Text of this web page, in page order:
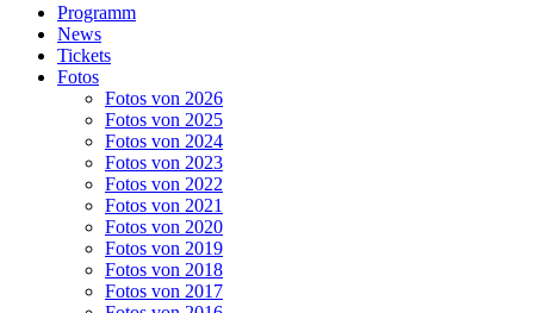
Programm
News
Tickets
Fotos
Fotos von 2026
Fotos von 2025
Fotos von 2024
Fotos von 2023
Fotos von 2022
Fotos von 2021
Fotos von 2020
Fotos von 2019
Fotos von 2018
Fotos von 2017